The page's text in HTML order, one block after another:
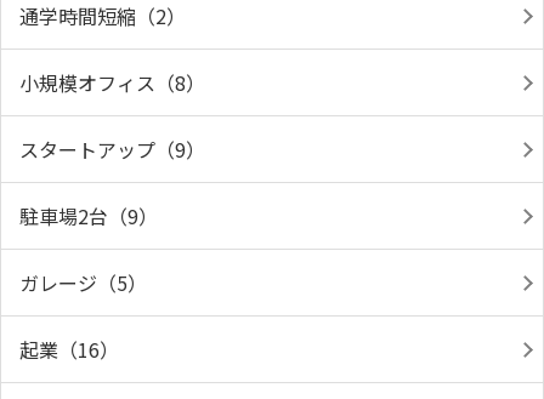
通学時間短縮（2）
小規模オフィス（8）
スタートアップ（9）
駐車場2台（9）
ガレージ（5）
起業（16）